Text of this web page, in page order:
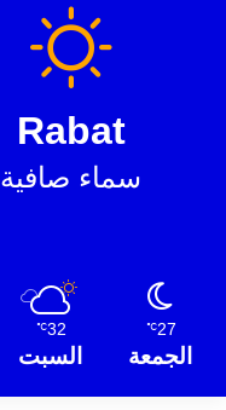
Rabat
سماء صافية
27
℃
الجمعة
32
℃
السبت